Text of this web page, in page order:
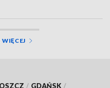
/ GDAŃSK /